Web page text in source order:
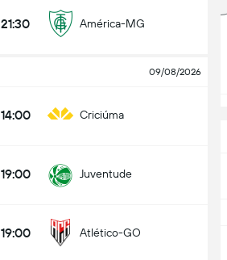
21:30 América-MG
09/08/2026
14:00 Criciúma
19:00 Juventude
19:00 Atlético-GO